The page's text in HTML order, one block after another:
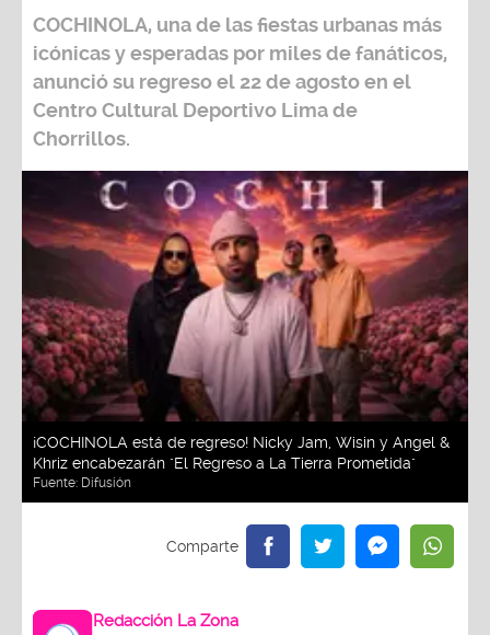
COCHINOLA, una de las fiestas urbanas más
icónicas y esperadas por miles de fanáticos,
anunció su regreso el 22 de agosto en el
Centro Cultural Deportivo Lima de
Chorrillos.
¡COCHINOLA está de regreso! Nicky Jam, Wisin y Angel &
Khriz encabezarán "El Regreso a La Tierra Prometida"
Fuente: Difusión
Redacción La Zona